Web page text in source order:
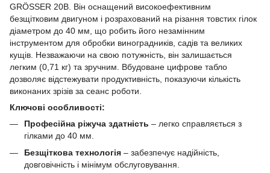
GRÖSSER 20В. Він оснащений високоефективним
безщітковим двигуном і розрахований на різання товстих гілок
діаметром до 40 мм, що робить його незамінним
інструментом для обробки виноградників, садів та великих
кущів. Незважаючи на свою потужність, він залишається
легким (0,71 кг) та зручним. Вбудоване цифрове табло
дозволяє відстежувати продуктивність, показуючи кількість
виконаних зрізів за сеанс роботи.
Ключові особливості:
Професійна ріжуча здатність – легко справляється з
гілками до 40 мм.
Безщіткова технологія – забезпечує надійність,
довговічність і мінімум обслуговування.